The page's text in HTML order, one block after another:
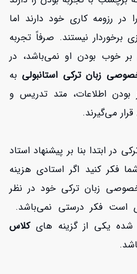
رزومه کاری خود دارند اما
برخوردار نیستند. صرفاً تجربه
خوب بودن او نمی‌باشد، در
زبان ترکی استانبولی به
بودن اطلاعات، متد تدریس و
می‌گیرند.
در ابتدا بنا بر پیشنهاد استاد
فکر کنید اگر استادی هزینه
زبان ترکی خود در نظر
است فکر درستی نمی‌باشد.
شده یکی از گزینه های کلاس